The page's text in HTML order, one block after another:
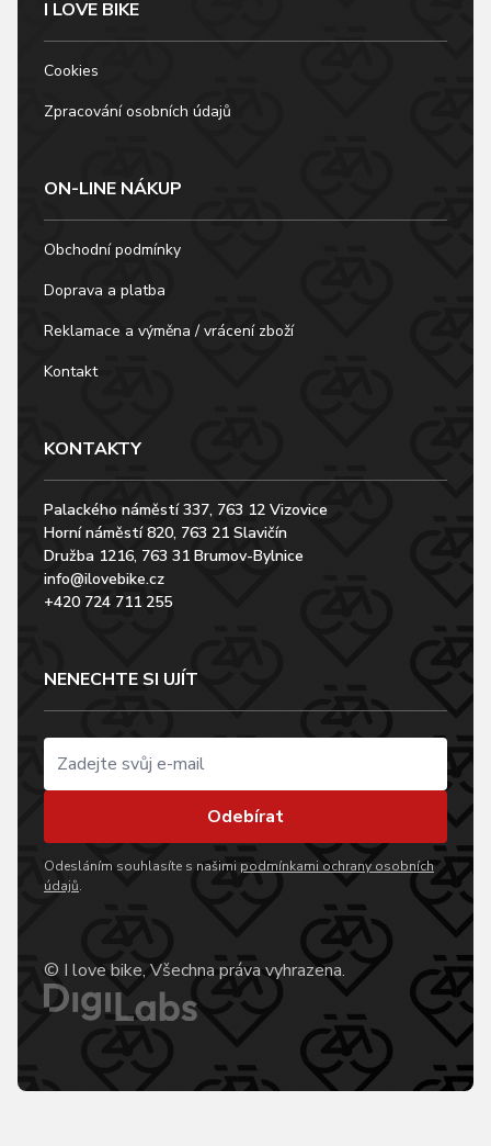
I LOVE BIKE
Cookies
Zpracování osobních údajů
ON-LINE NÁKUP
Obchodní podmínky
Doprava a platba
Reklamace a výměna / vrácení zboží
Kontakt
KONTAKTY
Palackého náměstí 337, 763 12 Vizovice
Horní náměstí 820, 763 21 Slavičín
Družba 1216, 763 31 Brumov-Bylnice
info@ilovebike.cz
+420 724 711 255
NENECHTE SI UJÍT
Odebírat
Odesláním souhlasíte s našimi podmínkami ochrany osobních
údajů.
© I love bike, Všechna práva vyhrazena.